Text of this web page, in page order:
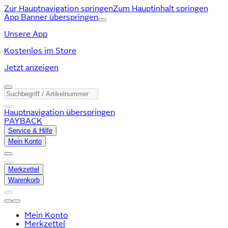
Zur Hauptnavigation springenZum Hauptinhalt springen
App Banner überspringen
Unsere App
Kostenlos im Store
Jetzt anzeigen
Hauptnavigation überspringen
PAYBACK
Service & Hilfe
Mein Konto
Merkzettel
Warenkorb
Mein Konto
Merkzettel